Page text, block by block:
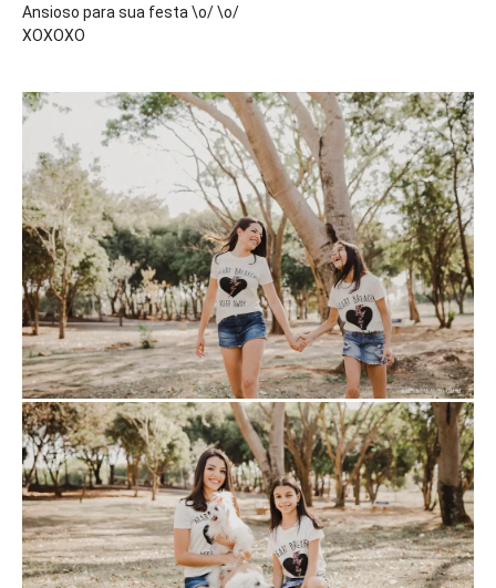
Ansioso para sua festa \o/ \o/
XOXOXO